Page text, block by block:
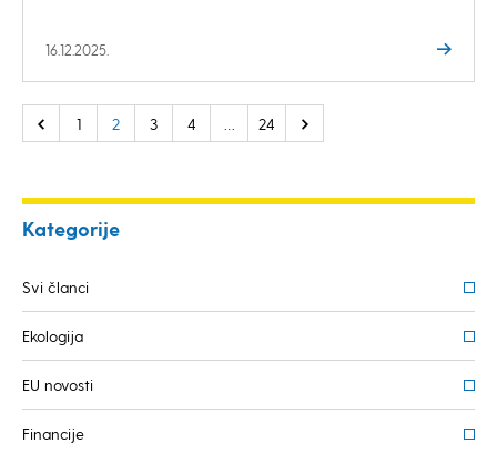
Kategorije
Svi članci
Ekologija
EU novosti
Financije
16.12.2025.
1 2 3 4 24